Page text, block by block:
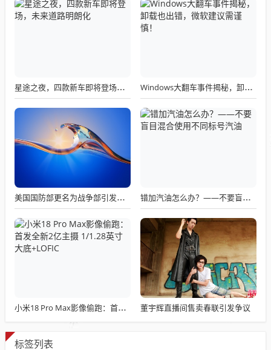
星途之夜，四款新车即将登场，未来道路明朗化 Windows大翻车事件揭秘，卸载也出错，微软建议需谨慎！
美国国防部更名为战争部引发关注热议 错加汽油怎么办？——不要盲目混合使用不同标号汽油
小米18 Pro Max影像偷跑：首发全新2亿主摄 1/1.28英寸大底+LOFIC 董宇辉直播间售卖春联引发争议
标签列表